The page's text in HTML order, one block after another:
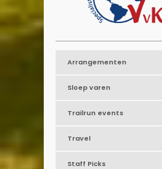
Arrangementen
Sloep varen
Trailrun events
Travel
Staff Picks